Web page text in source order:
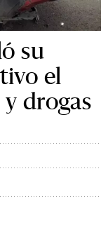
su
el
drogas